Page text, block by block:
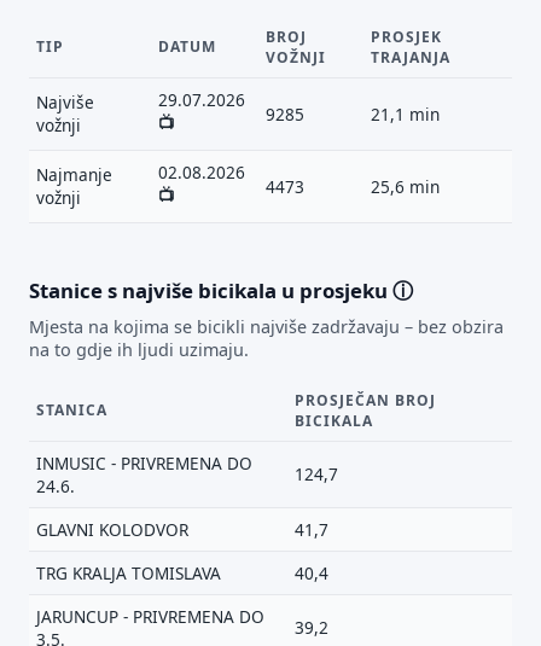
TIP DATUM
BROJ
VOŽNJI
PROSJEK
TRAJANJA
Najviše
vožnji
29.07.2026
📺
9285 21,1 min
Najmanje
vožnji
02.08.2026
📺
4473 25,6 min
Stanice s najviše bicikala u prosjeku ⓘ
Mjesta na kojima se bicikli najviše zadržavaju – bez obzira
na to gdje ih ljudi uzimaju.
STANICA
PROSJEČAN BROJ
BICIKALA
INMUSIC - PRIVREMENA DO
24.6.
124,7
GLAVNI KOLODVOR
41,7
TRG KRALJA TOMISLAVA
40,4
JARUNCUP - PRIVREMENA DO
3.5.
39,2